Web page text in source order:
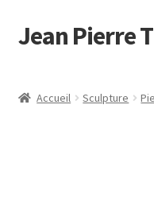
Aller
à
navigation
Aller
au
Jean Pierre
Accueil Sculpture